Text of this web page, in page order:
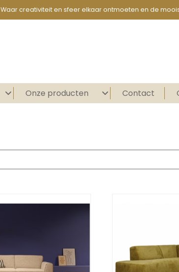
Waar creativiteit en sfeer elkaar ontmoeten en de
Onze producten Contact